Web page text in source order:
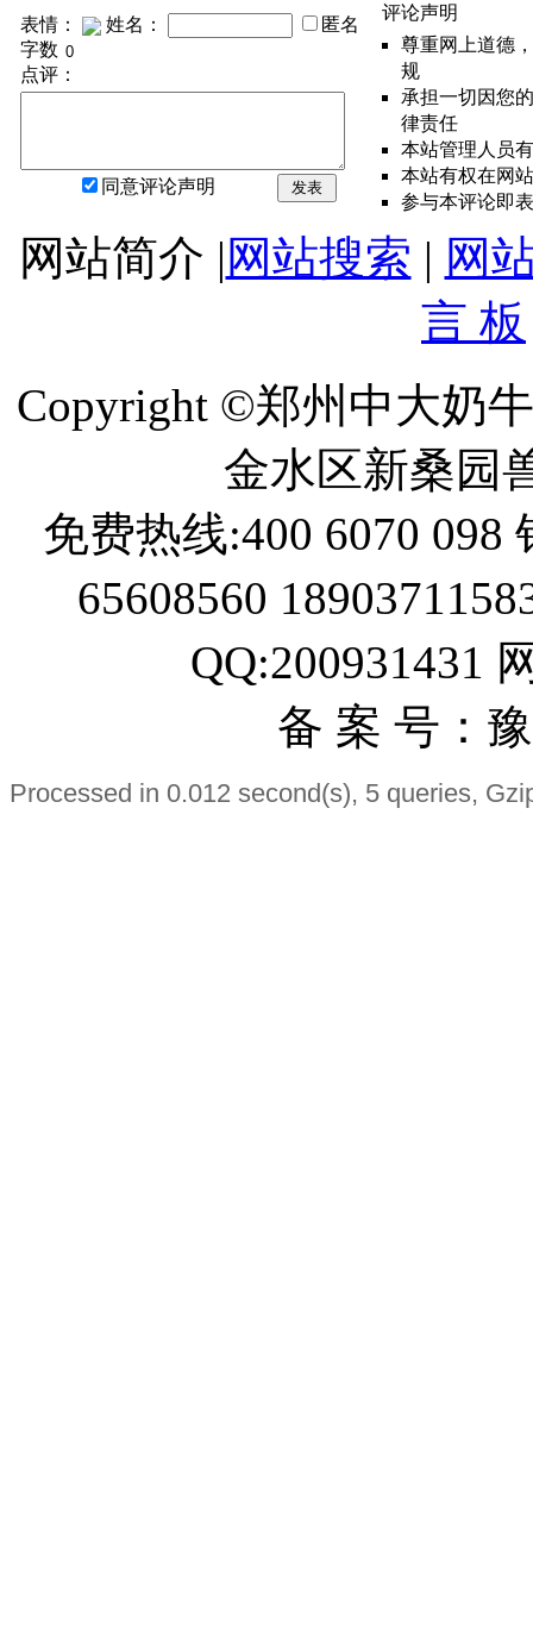
表情： 姓名：
匿名
字数
点评：
同意评论声明 发表
评论声明
尊重网上道德
规
承担一切因您
律责任
本站管理人员
本站有权在网
参与本评论即
网站简介 | 网站搜索 | 网
言 板
Copyright ©郑州中大奶
金水区新桑园
免费热线:400 6070 098
65608560
QQ:200931431
备 案 号：
Processed in 0.012 second(s), 5 queries,